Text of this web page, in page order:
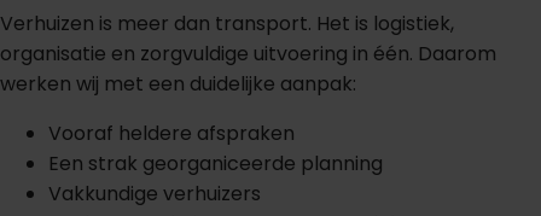
Verhuizen is meer dan transport. Het is logistiek,
organisatie en zorgvuldige uitvoering in één. Daarom
werken wij met een duidelijke aanpak:
Vooraf heldere afspraken
Een strak georganiceerde planning
Vakkundige verhuizers